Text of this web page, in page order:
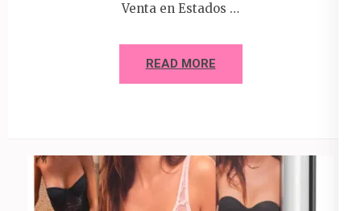
Venta en Estados …
READ MORE